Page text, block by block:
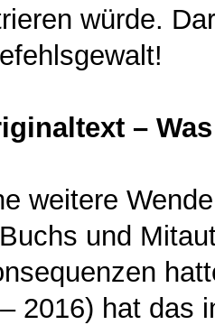
würde.
–
weitere
und
2016) hat das